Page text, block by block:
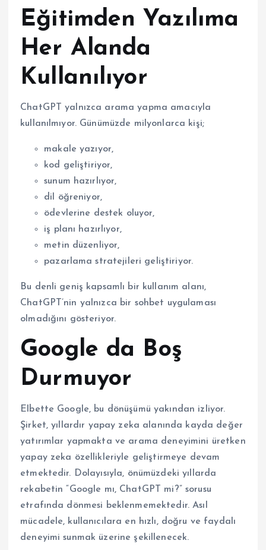
Eğitimden Yazılıma
Her Alanda
Kullanılıyor
ChatGPT yalnızca arama yapma amacıyla
kullanılmıyor. Günümüzde milyonlarca kişi;
makale yazıyor,
kod geliştiriyor,
sunum hazırlıyor,
dil öğreniyor,
ödevlerine destek oluyor,
iş planı hazırlıyor,
metin düzenliyor,
pazarlama stratejileri geliştiriyor.
Bu denli geniş kapsamlı bir kullanım alanı,
ChatGPT’nin yalnızca bir sohbet uygulaması
olmadığını gösteriyor.
Google da Boş
Durmuyor
Elbette Google, bu dönüşümü yakından izliyor.
Şirket, yıllardır yapay zeka alanında kayda değer
yatırımlar yapmakta ve arama deneyimini üretken
yapay zeka özellikleriyle geliştirmeye devam
etmektedir. Dolayısıyla, önümüzdeki yıllarda
rekabetin “Google mı, ChatGPT mi?” sorusu
etrafında dönmesi beklenmemektedir. Asıl
mücadele, kullanıcılara en hızlı, doğru ve faydalı
deneyimi sunmak üzerine şekillenecek.